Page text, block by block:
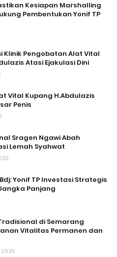
Kesiapan Marshalling
Pembentukan Yonif TP
Klinik Pengobatan Alat Vital
Atasi Ejakulasi Dini
Vital Kupang H.Abdulazis
Penis
Sragen Ngawi Abah
Lemah Syahwat
Yonif TP Investasi Strategis
Panjang
di Semarang
Vitalitas Permanen dan
2025